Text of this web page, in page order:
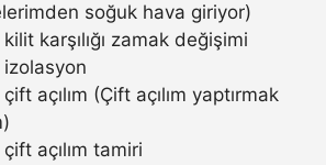
soğuk hava giriyor)
karşılığı zamak değişimi
açılım (Çift açılım yaptırmak
açılım tamiri